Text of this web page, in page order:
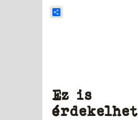
Ez is
érdekelhet